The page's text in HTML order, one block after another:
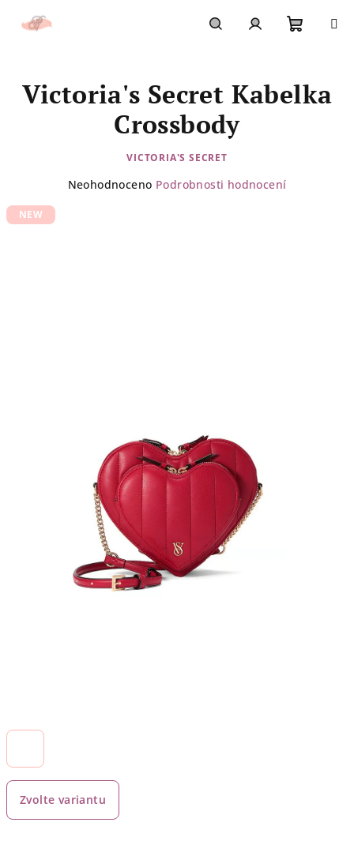
košík
Zvolte variantu
Victoria's Secret Kabelka
Crossbody
VICTORIA'S SECRET
Průměrné
Neohodnoceno Podrobnosti hodnocení
NEW